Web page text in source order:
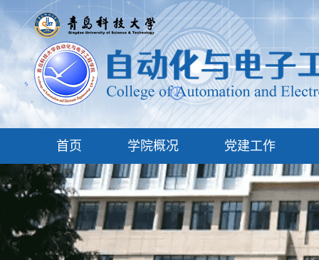
首页 学院概况 党建工作